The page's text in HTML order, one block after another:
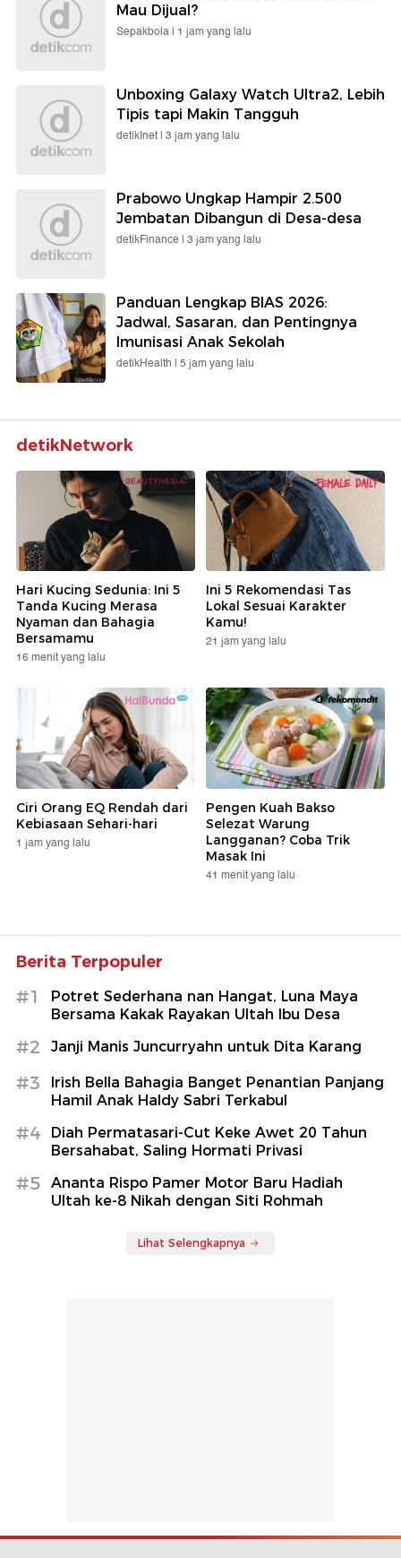
Mau Dijual?
Sepakbola | 1 jam yang lalu
Unboxing Galaxy Watch Ultra2, Lebih
Tipis tapi Makin Tangguh
detikInet | 3 jam yang lalu
Prabowo Ungkap Hampir 2.500
Jembatan Dibangun di Desa-desa
detikFinance | 3 jam yang lalu
Panduan Lengkap BIAS 2026:
Jadwal, Sasaran, dan Pentingnya
Imunisasi Anak Sekolah
detikHealth | 5 jam yang lalu
detikNetwork
Hari Kucing Sedunia: Ini 5
Tanda Kucing Merasa
Nyaman dan Bahagia
Bersamamu
16 menit yang lalu
Ini 5 Rekomendasi Tas
Lokal Sesuai Karakter
Kamu!
21 jam yang lalu
Ciri Orang EQ Rendah dari
Kebiasaan Sehari-hari
1 jam yang lalu
Pengen Kuah Bakso
Selezat Warung
Langganan? Coba Trik
Masak Ini
41 menit yang lalu
Berita Terpopuler
#1
Potret Sederhana nan Hangat, Luna Maya
Bersama Kakak Rayakan Ultah Ibu Desa
#2 Janji Manis Juncurryahn untuk Dita Karang
#3
Irish Bella Bahagia Banget Penantian Panjang
Hamil Anak Haldy Sabri Terkabul
#4
Diah Permatasari-Cut Keke Awet 20 Tahun
Bersahabat, Saling Hormati Privasi
#5
Ananta Rispo Pamer Motor Baru Hadiah
Ultah ke-8 Nikah dengan Siti Rohmah
Lihat Selengkapnya